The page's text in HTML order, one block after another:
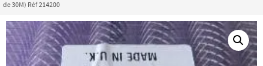
de 30M) Réf 214200